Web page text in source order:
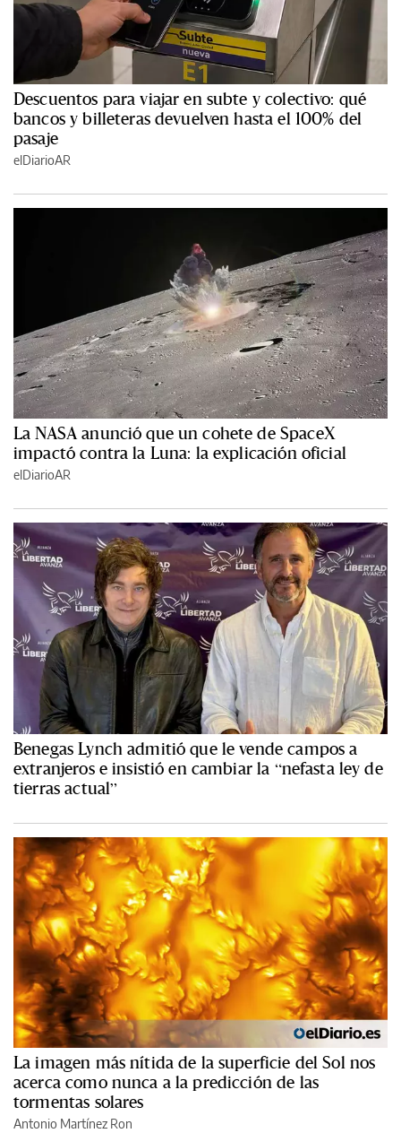
Descuentos para viajar en subte y colectivo: qué
bancos y billeteras devuelven hasta el 100% del
pasaje
elDiarioAR
La NASA anunció que un cohete de SpaceX
impactó contra la Luna: la explicación oficial
elDiarioAR
Benegas Lynch admitió que le vende campos a
extranjeros e insistió en cambiar la “nefasta ley de
tierras actual”
La imagen más nítida de la superficie del Sol nos
acerca como nunca a la predicción de las
tormentas solares
Antonio Martínez Ron